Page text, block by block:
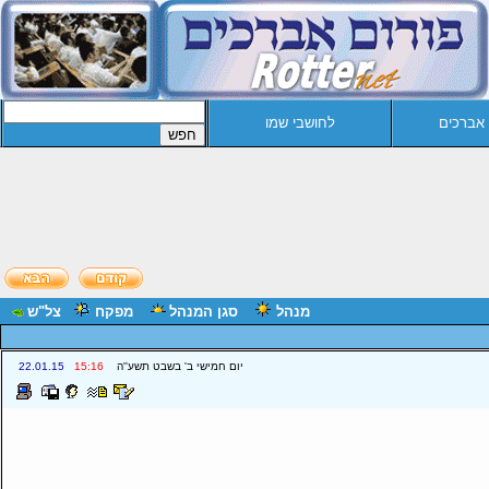
אברכים לחושבי שמו
מנהל סגן המנהל מפקח
צל"ש
יום חמישי ב' בשבט תשע''ה 15:16
22.01.15